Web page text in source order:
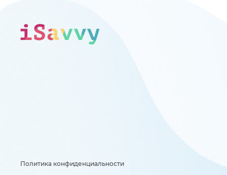
Политика конфиденциальности